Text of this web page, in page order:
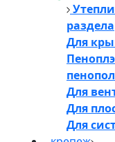
раздела
Для
Для
Для
Для